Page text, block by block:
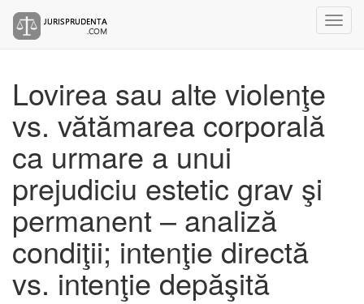
Lovirea sau alte violenţe
vs. vătămarea corporală
ca urmare a unui
prejudiciu estetic grav şi
permanent – analiză
condiţii; intenţie directă
vs. intenţie depăşită